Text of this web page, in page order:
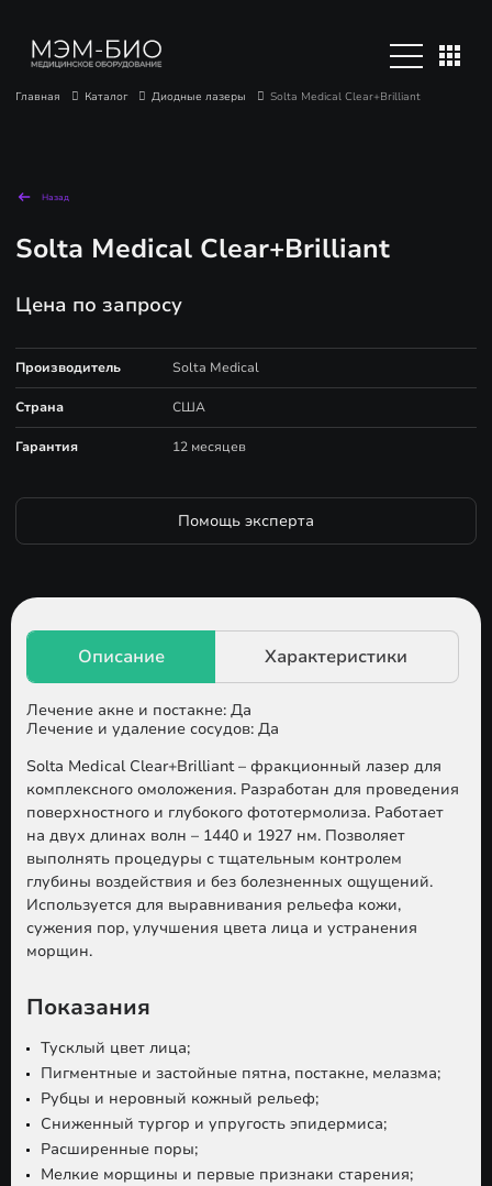
Главная Каталог Диодные лазеры Solta Medical Clear+Brilliant
Назад
Solta Medical Clear+Brilliant
Цена по запросу
Производитель Solta Medical
Страна США
Гарантия 12 месяцев
Помощь эксперта
Лечение акне и постакне: Да
Лечение и удаление сосудов: Да
Solta Medical Clear+Brilliant– фракционный лазер для
комплексного омоложения. Разработан для проведения
поверхностного и глубокого фототермолиза. Работает
на двух длинах волн – 1440 и 1927 нм. Позволяет
выполнять процедуры с тщательным контролем
глубины воздействия и без болезненных ощущений.
Используется для выравнивания рельефа кожи,
сужения пор, улучшения цвета лица и устранения
морщин.
Показания
Тусклый цвет лица;
Пигментные и застойные пятна, постакне, мелазма;
Рубцы и неровный кожный рельеф;
Сниженный тургор и упругость эпидермиса;
Расширенные поры;
Мелкие морщины и первые признаки старения;